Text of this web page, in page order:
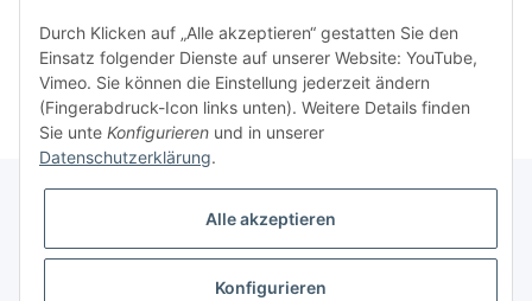
Informationen
Durch Klicken auf „Alle akzeptieren“ gestatten Sie den
Einsatz folgender Dienste auf unserer Website: YouTube,
Vimeo. Sie können die Einstellung jederzeit ändern
(Fingerabdruck-Icon links unten). Weitere Details finden
Sie unte Konfigurieren und in unserer
Datenschutzerklärung.
Alle akzeptieren
Konfigurieren